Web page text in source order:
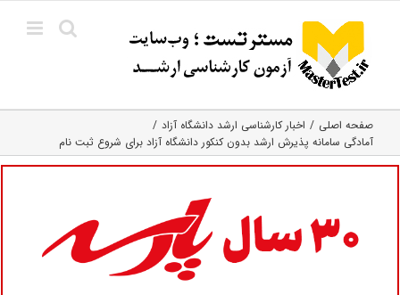
content
صفحه اصلی
اخبار کارشناسی ارشد دانشگاه آزاد
آمادگی سامانه پذیرش ارشد بدون کنکور دانشگاه آزاد برای شروع ثبت نام